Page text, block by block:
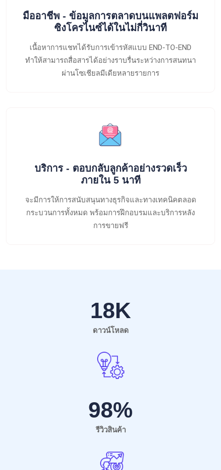
มืออาชีพ - ข้อมูลการตลาดบนแพลตฟอร์ม
ซิงโครไนซ์ได้ในไม่กี่วินาที
เนื้อหาการแชทได้รับการเข้ารหัสแบบ END-TO-END
ทำให้สามารถสื่อสารได้อย่างราบรื่นระหว่างการสนทนา
ผ่านโซเชียลมีเดียหลายรายการ
บริการ - ตอบกลับลูกค้าอย่างรวดเร็ว
ภายใน 5 นาที
จะมีการให้การสนับสนุนทางธุรกิจและทางเทคนิคตลอด
กระบวนการทั้งหมด พร้อมการฝึกอบรมและบริการหลัง
การขายฟรี
18K
ดาวน์โหลด
98%
รีวิวสินค้า